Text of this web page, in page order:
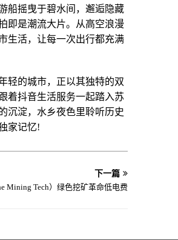
船摇曳于碧水间，邂逅隐藏
即是潮流大片。从高空浪漫
生活，让每一次出行都充满
轻的城市，正以其独特的双
着抖音生活服务一起踏入苏
沉淀，水乡夜色里聆听历史
家记忆!
下一篇
Mining Tech）绿色挖矿革命低电费